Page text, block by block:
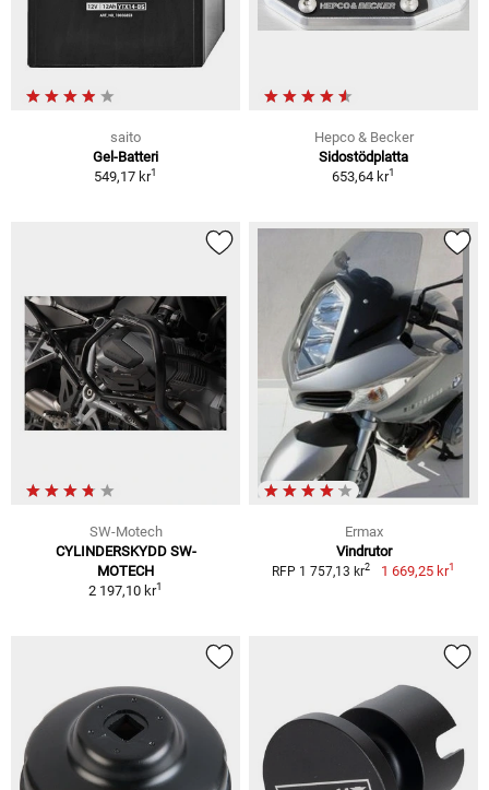
saito
Gel-Batteri
549,17 kr1
Hepco & Becker
Sidostödplatta
653,64 kr1
SW-Motech
CYLINDERSKYDD SW-
MOTECH
2 197,10 kr1
Ermax
Vindrutor
RFP 1 757,13 kr2 1 669,25 kr1